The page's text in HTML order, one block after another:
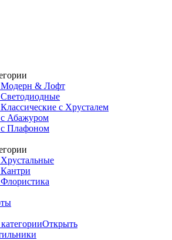
Модерн & Лофт
с Хрусталем
Абажуром
Плафоном
Открыть